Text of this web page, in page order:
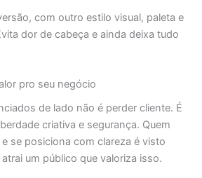
com outro estilo visual, paleta e
dor de cabeça e ainda deixa tudo
pro seu negócio
de lado não é perder cliente. É
criativa e segurança. Quem
se posiciona com clareza é visto
um público que valoriza isso.